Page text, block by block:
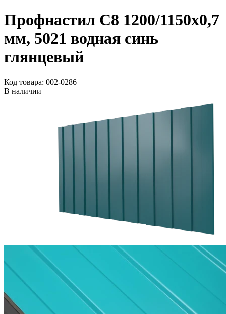
Профнастил С8 1200/1150x0,7
мм, 5021 водная синь
глянцевый
Код товара: 002-0286
В наличии